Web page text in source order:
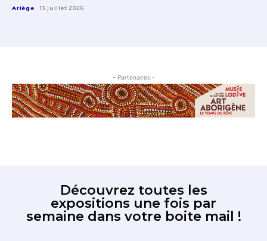
Ariège 13 juillet 2026
- Partenaires -
Découvrez toutes les
expositions une fois par
semaine dans votre boite mail !